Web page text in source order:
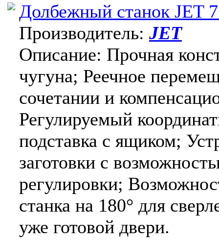
Долбежный станок JET
Производитель: JET
Описание: Прочная
чугуна; Реечное
сочетании и
Регулируемый
подставка с ящиком;
заготовки с
регулировки;
станка на 180° для
уже готовой двери.